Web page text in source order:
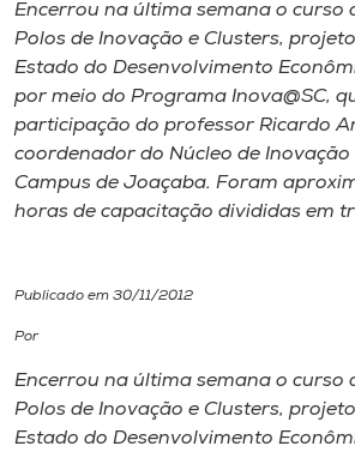
A
Unoesc
Internacionalização
Cultura
Encerrou na última semana o curso
Polos de Inovação e Clusters,
Estado do Desenvolvimento
por meio do Programa Inova@SC,
participação do professor Ricardo
coordenador do Núcleo de Inovação
Campus de Joaçaba. Foram
horas de capacitação divididas em
Publicado em 30/11/2012
Por
Encerrou na última semana o curso
Polos de Inovação e Clusters,
Estado do Desenvolvimento